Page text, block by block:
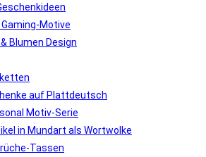
Gaming-Motive
Blumen Design
auf Plattdeutsch
Motiv-Serie
in Mundart als Wortwolke
Tassen